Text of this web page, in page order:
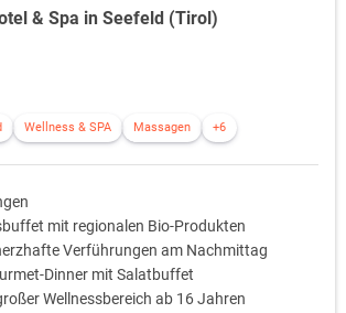
& Spa in Seefeld (Tirol)
Wellness & SPA Massagen +6
mit regionalen Bio-Produkten
Verführungen am Nachmittag
Dinner mit Salatbuffet
Wellnessbereich ab 16 Jahren